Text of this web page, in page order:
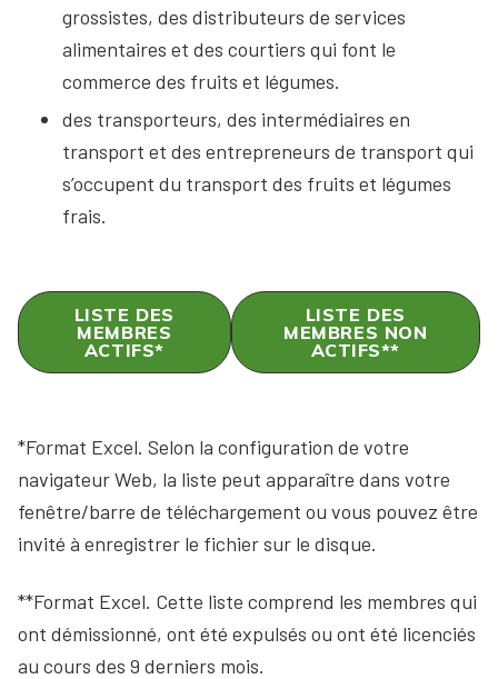
grossistes, des distributeurs de services
alimentaires et des courtiers qui font le
commerce des fruits et légumes.
des transporteurs, des intermédiaires en
transport et des entrepreneurs de transport qui
s’occupent du transport des fruits et légumes
frais.
LISTE DES
MEMBRES
ACTIFS*
LISTE DES
MEMBRES NON
ACTIFS**
*Format Excel. Selon la configuration de votre
navigateur Web, la liste peut apparaître dans votre
fenêtre/barre de téléchargement ou vous pouvez être
invité à enregistrer le fichier sur le disque.
**Format Excel. Cette liste comprend les membres qui
ont démissionné, ont été expulsés ou ont été licenciés
au cours des 9 derniers mois.